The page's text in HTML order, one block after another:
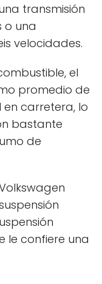
transmisión
o una
velocidades.
el
promedio de
en carretera, lo
bastante
de
le confiere una